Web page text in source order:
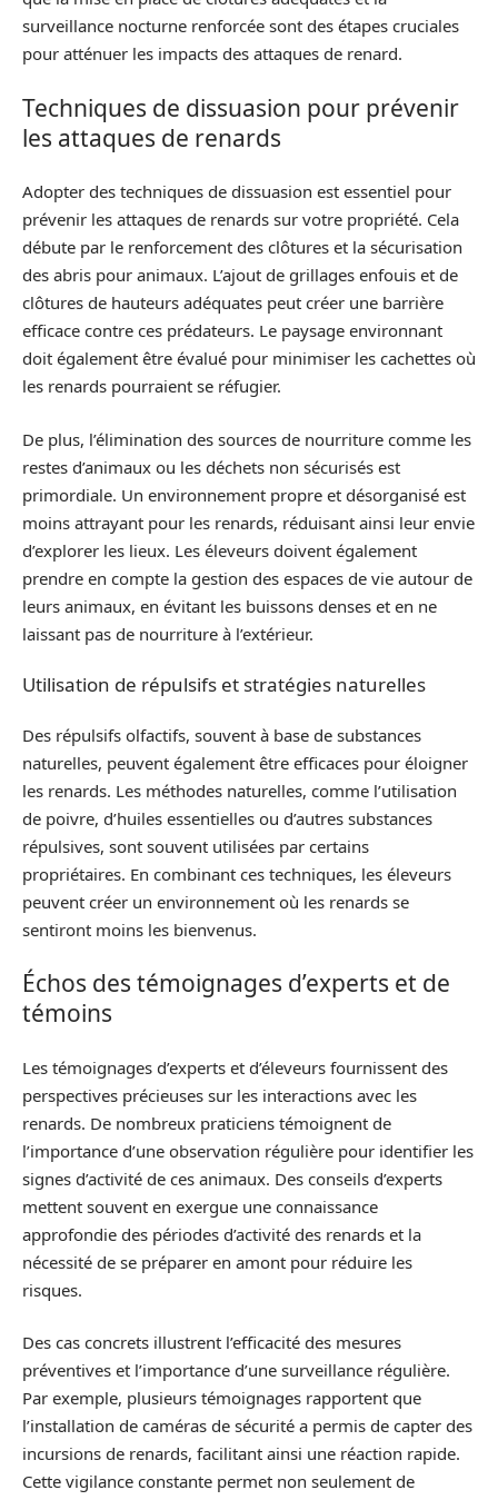
surveillance nocturne renforcée sont des étapes cruciales
pour atténuer les impacts des attaques de renard.
Techniques de dissuasion pour prévenir
les attaques de renards
Adopter des techniques de dissuasion est essentiel pour
prévenir les attaques de renards sur votre propriété. Cela
débute par le renforcement des clôtures et la sécurisation
des abris pour animaux. L’ajout de grillages enfouis et de
clôtures de hauteurs adéquates peut créer une barrière
efficace contre ces prédateurs. Le paysage environnant
doit également être évalué pour minimiser les cachettes où
les renards pourraient se réfugier.
De plus, l’élimination des sources de nourriture comme les
restes d’animaux ou les déchets non sécurisés est
primordiale. Un environnement propre et désorganisé est
moins attrayant pour les renards, réduisant ainsi leur envie
d’explorer les lieux. Les éleveurs doivent également
prendre en compte la gestion des espaces de vie autour de
leurs animaux, en évitant les buissons denses et en ne
laissant pas de nourriture à l’extérieur.
Utilisation de répulsifs et stratégies naturelles
Des répulsifs olfactifs, souvent à base de substances
naturelles, peuvent également être efficaces pour éloigner
les renards. Les méthodes naturelles, comme l’utilisation
de poivre, d’huiles essentielles ou d’autres substances
répulsives, sont souvent utilisées par certains
propriétaires. En combinant ces techniques, les éleveurs
peuvent créer un environnement où les renards se
sentiront moins les bienvenus.
Échos des témoignages d’experts et de
témoins
Les témoignages d’experts et d’éleveurs fournissent des
perspectives précieuses sur les interactions avec les
renards. De nombreux praticiens témoignent de
l’importance d’une observation régulière pour identifier les
signes d’activité de ces animaux. Des conseils d’experts
mettent souvent en exergue une connaissance
approfondie des périodes d’activité des renards et la
nécessité de se préparer en amont pour réduire les
risques.
Des cas concrets illustrent l’efficacité des mesures
préventives et l’importance d’une surveillance régulière.
Par exemple, plusieurs témoignages rapportent que
l’installation de caméras de sécurité a permis de capter des
incursions de renards, facilitant ainsi une réaction rapide.
Cette vigilance constante permet non seulement de